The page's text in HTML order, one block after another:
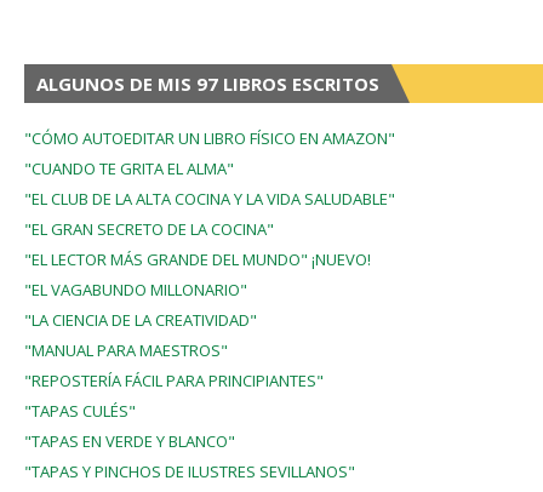
ALGUNOS DE MIS 97 LIBROS ESCRITOS
"CÓMO AUTOEDITAR UN LIBRO FÍSICO EN AMAZON"
"CUANDO TE GRITA EL ALMA"
"EL CLUB DE LA ALTA COCINA Y LA VIDA SALUDABLE"
"EL GRAN SECRETO DE LA COCINA"
"EL LECTOR MÁS GRANDE DEL MUNDO" ¡NUEVO!
"EL VAGABUNDO MILLONARIO"
"LA CIENCIA DE LA CREATIVIDAD"
"MANUAL PARA MAESTROS"
"REPOSTERÍA FÁCIL PARA PRINCIPIANTES"
"TAPAS CULÉS"
"TAPAS EN VERDE Y BLANCO"
"TAPAS Y PINCHOS DE ILUSTRES SEVILLANOS"